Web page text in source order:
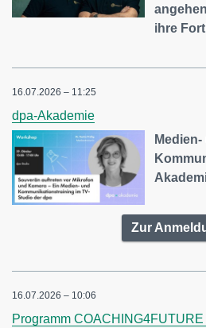
ihre
16.07.2026 – 11:25
dpa-Akademie
Medien-
Zur
16.07.2026 – 10:06
Programm